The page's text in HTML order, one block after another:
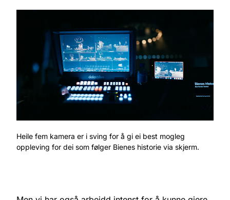
Heile fem kamera er i sving for å gi ei best mogleg
oppleving for dei som følger Bienes historie via skjerm.